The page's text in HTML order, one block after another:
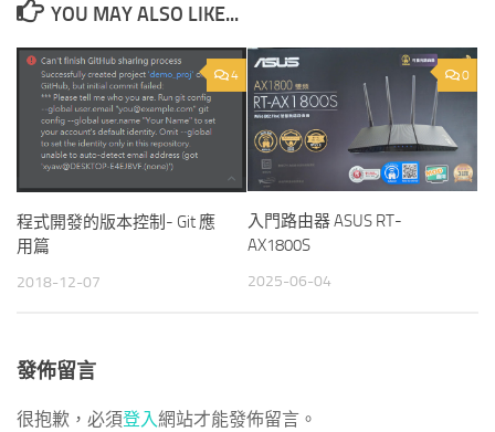
YOU MAY ALSO LIKE...
4
程式開發的版本控制- Git 應
用篇
2018-12-07
0
入門路由器 ASUS RT-
AX1800S
2025-06-04
發佈留言
很抱歉，必須登入網站才能發佈留言。